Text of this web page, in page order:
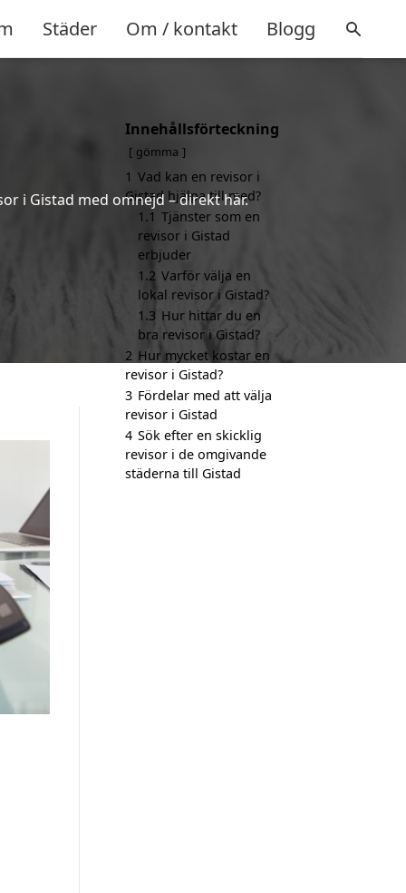
Städer Om / kontakt Blogg
i Gistad med omnejd – direkt här.
Innehållsförteckning
gömma
1 Vad kan en revisor i
Gistad hjälpa till med?
1.1 Tjänster som en
revisor i Gistad
erbjuder
1.2 Varför välja en
lokal revisor i Gistad?
1.3 Hur hittar du en
bra revisor i Gistad?
2 Hur mycket kostar en
revisor i Gistad?
3 Fördelar med att välja
revisor i Gistad
4 Sök efter en skicklig
revisor i de omgivande
städerna till Gistad